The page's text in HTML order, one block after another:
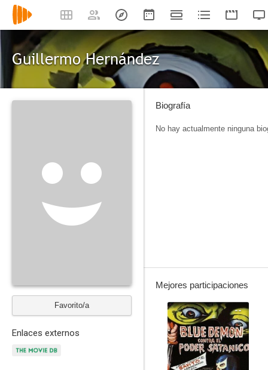
Guillermo Hernández
Favorito/a
Enlaces externos
Biografía
No hay actualmente ninguna
Mejores participaciones
--